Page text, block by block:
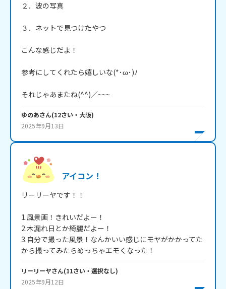
２．波の写真
３．ネットで見つけたやつ
こんな感じだよ！
参考にしてくれたら嬉しいな(*･ω･)ﾉ
それじゃあまたね(^^)／~~~
ゆのあさん(12さい・ 大阪)
2025年9月13日
アイコン！
リーリーヤです！！
1.風景画！きれいだよー！
2.木漏れ日とか綺麗だよー！
3.自分で撮った風景！なんかいい感じにモヤがかかってた
から撮ってみたらめっちゃエモくなった！
リーリーヤさん(11さい・ 選択なし)
2025年9月12日